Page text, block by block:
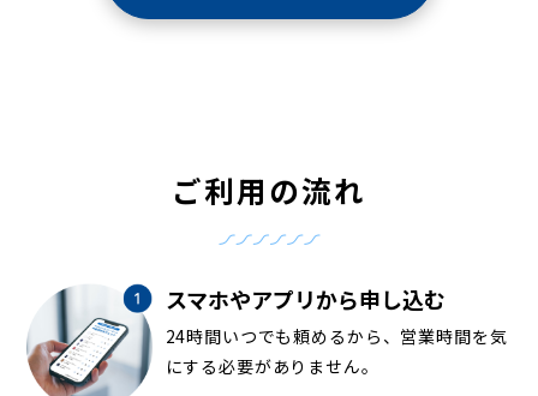
ご利用の流れ
スマホやアプリから申し込む
24時間いつでも頼めるから、営業時間を気
にする必要がありません。